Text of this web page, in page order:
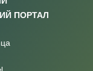
ПОРТАЛ